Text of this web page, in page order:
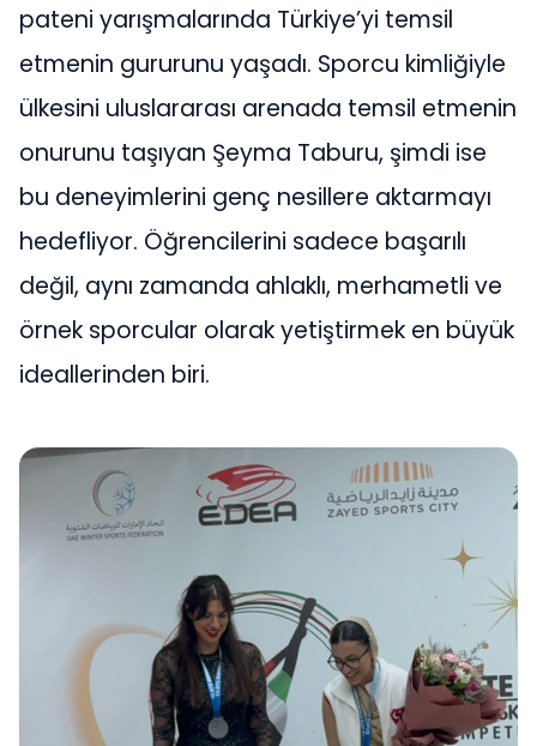
pateni yarışmalarında Türkiye’yi temsil
etmenin gururunu yaşadı. Sporcu kimliğiyle
ülkesini uluslararası arenada temsil etmenin
onurunu taşıyan Şeyma Taburu, şimdi ise
bu deneyimlerini genç nesillere aktarmayı
hedefliyor. Öğrencilerini sadece başarılı
değil, aynı zamanda ahlaklı, merhametli ve
örnek sporcular olarak yetiştirmek en büyük
ideallerinden biri.